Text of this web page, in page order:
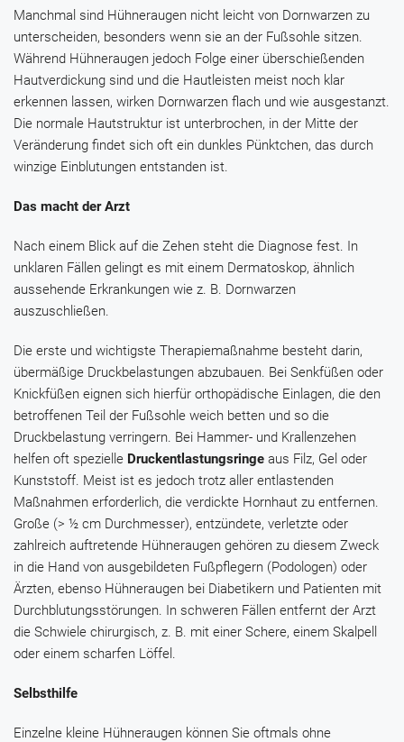
Manchmal sind Hühneraugen nicht leicht von Dornwarzen zu
unterscheiden, besonders wenn sie an der Fußsohle sitzen.
Während Hühneraugen jedoch Folge einer überschießenden
Hautverdickung sind und die Hautleisten meist noch klar
erkennen lassen, wirken Dornwarzen flach und wie ausgestanzt.
Die normale Hautstruktur ist unterbrochen, in der Mitte der
Veränderung findet sich oft ein dunkles Pünktchen, das durch
winzige Einblutungen entstanden ist.
Das macht der Arzt
Nach einem Blick auf die Zehen steht die Diagnose fest. In
unklaren Fällen gelingt es mit einem Dermatoskop, ähnlich
aussehende Erkrankungen wie z. B. Dornwarzen
auszuschließen.
Die erste und wichtigste Therapiemaßnahme besteht darin,
übermäßige Druckbelastungen abzubauen. Bei Senkfüßen oder
Knickfüßen eignen sich hierfür orthopädische Einlagen, die den
betroffenen Teil der Fußsohle weich betten und so die
Druckbelastung verringern. Bei Hammer- und Krallenzehen
helfen oft spezielle Druckentlastungsringe aus Filz, Gel oder
Kunststoff. Meist ist es jedoch trotz aller entlastenden
Maßnahmen erforderlich, die verdickte Hornhaut zu entfernen.
Große (> ½ cm Durchmesser), entzündete, verletzte oder
zahlreich auftretende Hühneraugen gehören zu diesem Zweck
in die Hand von ausgebildeten Fußpflegern (Podologen) oder
Ärzten, ebenso Hühneraugen bei Diabetikern und Patienten mit
Durchblutungsstörungen. In schweren Fällen entfernt der Arzt
die Schwiele chirurgisch, z. B. mit einer Schere, einem Skalpell
oder einem scharfen Löffel.
Selbsthilfe
Einzelne kleine Hühneraugen können Sie oftmals ohne